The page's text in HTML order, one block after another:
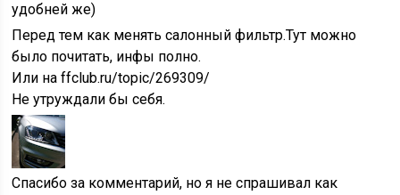
удобней же)
Перед тем как менять салонный фильтр.Тут можно
было почитать, инфы полно.
Или на ffclub.ru/topic/269309/
Не утруждали бы себя.
Спасибо за комментарий, но я не спрашивал как